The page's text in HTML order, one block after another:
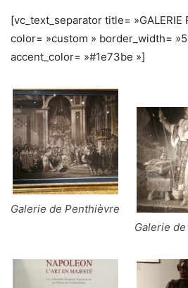
[vc_text_separator title= »GALERIE
color= »custom » border_width=
accent_color= »#1e73be »]
Galerie de Penthièvre
Galerie